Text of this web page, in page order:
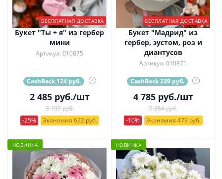
БЕСПЛАТНАЯ ДОСТАВКА
Букет "Ты + я" из гербер
мини
Артикул: 010875
CashBack 124 руб. ?
2 485руб./шт
3 107 руб.
-25%
Экономия 622 руб.
БЕСПЛАТНАЯ ДОСТАВКА
Букет "Мадрид" из
гербер, эустом, роз и
диантусов
Артикул: 010871
CashBack 239 руб. ?
4 785руб./шт
5 264 руб.
-10%
Экономия 479 руб.
НОВИНКА НОВИНКА